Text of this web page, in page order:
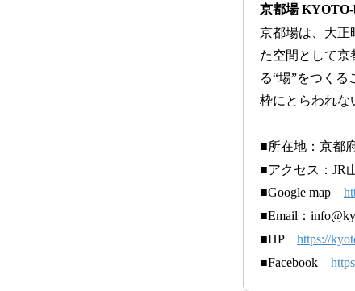
京都場
京都場は、大正
た空間として京
る“場”をつく
枠にとらわれな
■所在地：京都
■アクセス：JR
■Google map
■Email：
■HP https://
■Facebook